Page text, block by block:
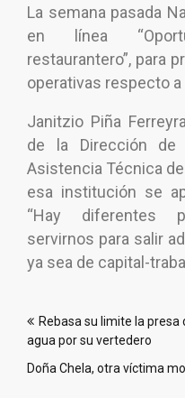
La semana pasada
en línea
restaurantero”, para
operativas respecto
Janitzio Piña
de la Dirección de
Asistencia Técnica
esa institución se
“Hay diferentes
servirnos para salir
ya sea de capital-
de
entradas
Rebasa su limite la
agua por su vertedero
Doña Chela, otra víctima